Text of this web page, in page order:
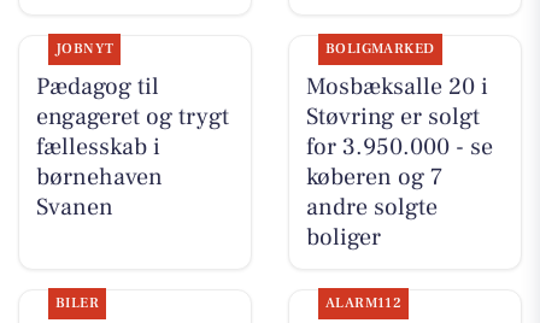
JOBNYT
Pædagog til
engageret og trygt
fællesskab i
børnehaven
Svanen
BOLIGMARKED
Mosbæksalle 20 i
Støvring er solgt
for 3.950.000 - se
køberen og 7
andre solgte
boliger
BILER ALARM112